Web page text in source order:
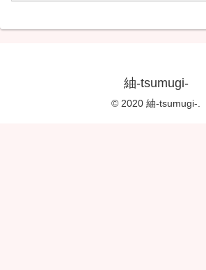
紬-tsumugi-
© 2020 紬-tsumugi-.